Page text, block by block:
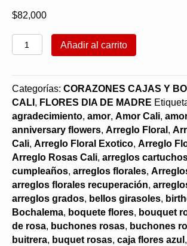
$82,000
Solitario
En
Añadir al carrito
Categorías: CORAZONES CAJAS Y
CALI , FLORES DIA DE MADRE
agradecimiento, amor, Amor Cali,
anniversary flowers, Arreglo Floral ,
Cali, Arreglo Floral Exotico, Arreglo
Arreglo Rosas Cali, arreglos
cumpleaños, arreglos florales,
arreglos florales recuperación,
arreglos grados, bellos girasoles,
Bochalema, boquete flores, bouquet
de rosa, buchones rosas, buchones
buitrera, buquet rosas, caja flores azul ,